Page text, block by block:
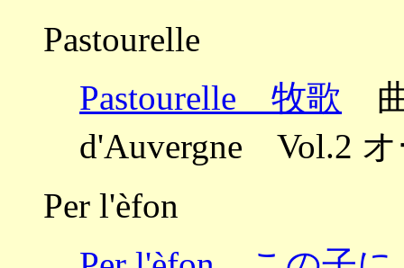
Pastourelle
Pastourelle 牧歌
d'Auvergne Vol.2
Per l'èfon